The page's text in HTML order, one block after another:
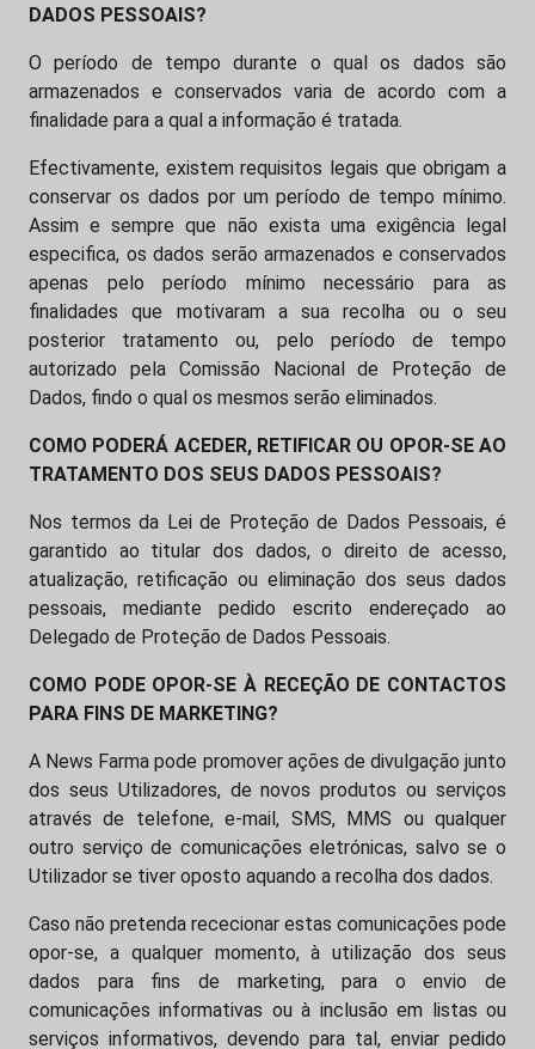
DADOS PESSOAIS?
O período de tempo durante o qual os dados são
armazenados e conservados varia de acordo com a
finalidade para a qual a informação é tratada.
Efectivamente, existem requisitos legais que obrigam a
conservar os dados por um período de tempo mínimo.
Assim e sempre que não exista uma exigência legal
especifica, os dados serão armazenados e conservados
apenas pelo período mínimo necessário para as
finalidades que motivaram a sua recolha ou o seu
posterior tratamento ou, pelo período de tempo
autorizado pela Comissão Nacional de Proteção de
Dados, findo o qual os mesmos serão eliminados.
COMO PODERÁ ACEDER, RETIFICAR OU OPOR-SE AO
TRATAMENTO DOS SEUS DADOS PESSOAIS?
Nos termos da Lei de Proteção de Dados Pessoais, é
garantido ao titular dos dados, o direito de acesso,
atualização, retificação ou eliminação dos seus dados
pessoais, mediante pedido escrito endereçado ao
Delegado de Proteção de Dados Pessoais.
COMO PODE OPOR-SE À RECEÇÃO DE CONTACTOS
PARA FINS DE MARKETING?
A News Farma pode promover ações de divulgação junto
dos seus Utilizadores, de novos produtos ou serviços
através de telefone, e-mail, SMS, MMS ou qualquer
outro serviço de comunicações eletrónicas, salvo se o
Utilizador se tiver oposto aquando a recolha dos dados.
Caso não pretenda rececionar estas comunicações pode
opor-se, a qualquer momento, à utilização dos seus
dados para fins de marketing, para o envio de
comunicações informativas ou à inclusão em listas ou
serviços informativos, devendo para tal, enviar pedido